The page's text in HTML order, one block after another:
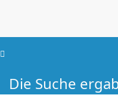
Die Suche